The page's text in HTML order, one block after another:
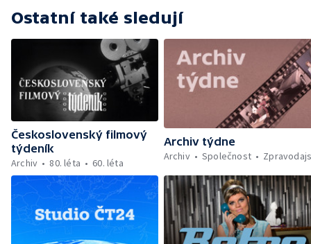
— Rododendrony v arboretu u Opavy —
labuti
Ostatní také sledují
Československý filmový
týdeník
Archiv
80. léta 60. léta
Archiv týdne
Archiv
Společnost